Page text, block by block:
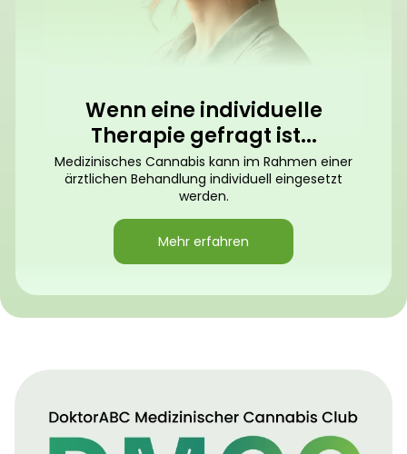
Wenn eine individuelle
Therapie gefragt ist...
Medizinisches Cannabis kann im Rahmen einer
ärztlichen Behandlung individuell eingesetzt
werden.
Mehr erfahren